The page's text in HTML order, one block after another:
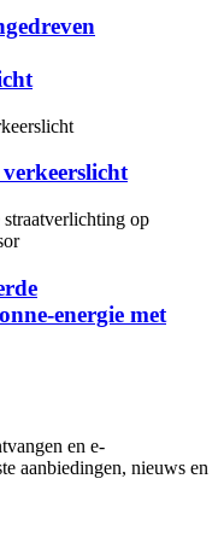
energie met
en e-
aanbiedingen, nieuws en